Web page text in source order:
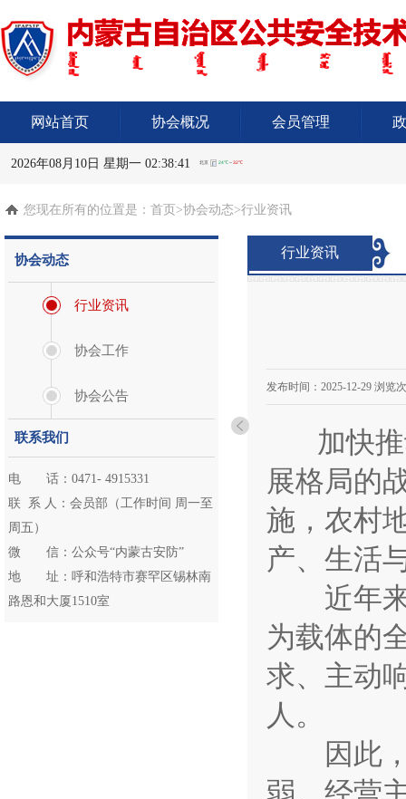
网站首页 协会概况 会员管理
2026年08月10日 星期一 02:38:41
您现在所有的位置是： 首页 >协会动态>行业资讯
协会动态
行业资讯
协会工作
协会公告
联系我们
电 话：0471- 4915331
联 系 人：会员部（工作时间 周一至
周五）
微 信：公众号“内蒙古安防”
地 址：呼和浩特市赛罕区锡林南
路恩和大厦1510室
行业资讯
发布时间： 2025-12-29浏览
加快推
展格局的
施，农村
产、生活
近年来
为载体的
求、主动
人。
因此，